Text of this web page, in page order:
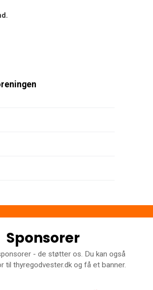
Sponsorer
- de støtter os. Du kan også
til thyregodvester.dk og få et banner.